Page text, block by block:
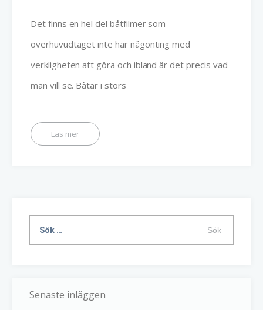
Det finns en hel del båtfilmer som
överhuvudtaget inte har någonting med
verkligheten att göra och ibland är det precis vad
man vill se. Båtar i störs
efter:
Senaste inläggen